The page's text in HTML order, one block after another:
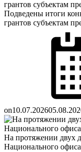
Подведены итоги
грантов субъектам
on10.07.2026
На протяжении двух
Национального